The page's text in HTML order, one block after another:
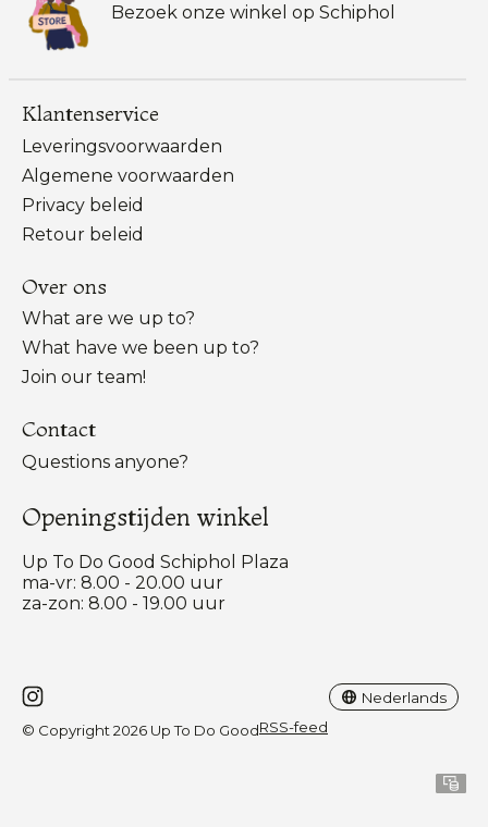
Bezoek onze winkel op Schiphol
Klantenservice
Leveringsvoorwaarden
Algemene voorwaarden
Privacy beleid
Retour beleid
Over ons
What are we up to?
What have we been up to?
Join our team!
Contact
Questions anyone?
Openingstijden winkel
Up To Do Good Schiphol Plaza
ma-vr: 8.00 - 20.00 uur
za-zon: 8.00 - 19.00 uur
© Copyright 2026 Up To Do GoodRSS-feed
Nederlands